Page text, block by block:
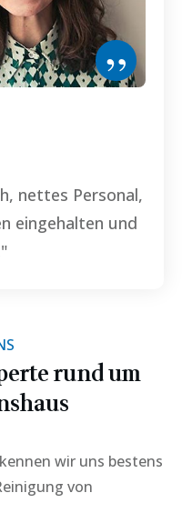
nettes Personal,
eingehalten und
”
rund um
wir uns bestens
von